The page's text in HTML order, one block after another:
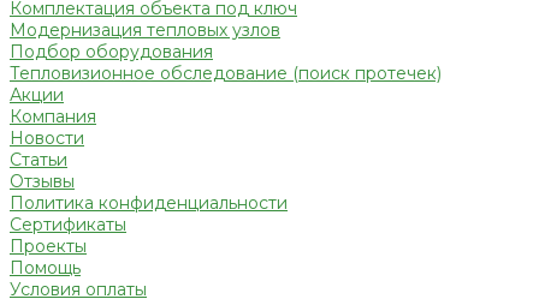
Комплектация объекта под ключ
Модернизация тепловых узлов
Подбор оборудования
Тепловизионное обследование (поиск протечек)
Акции
Компания
Новости
Статьи
Отзывы
Политика конфиденциальности
Сертификаты
Проекты
Помощь
Условия оплаты